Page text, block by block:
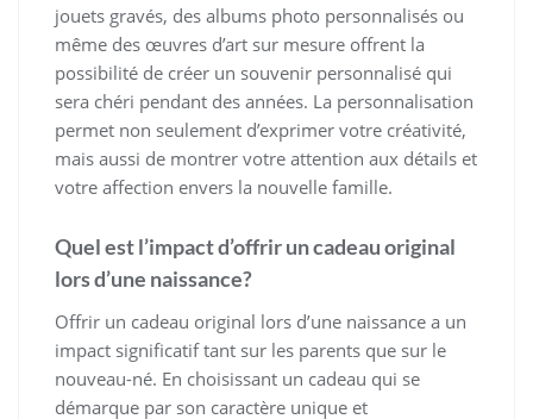
jouets gravés, des albums photo personnalisés ou
même des œuvres d’art sur mesure offrent la
possibilité de créer un souvenir personnalisé qui
sera chéri pendant des années. La personnalisation
permet non seulement d’exprimer votre créativité,
mais aussi de montrer votre attention aux détails et
votre affection envers la nouvelle famille.
Quel est l’impact d’offrir un cadeau original
lors d’une naissance?
Offrir un cadeau original lors d’une naissance a un
impact significatif tant sur les parents que sur le
nouveau-né. En choisissant un cadeau qui se
démarque par son caractère unique et